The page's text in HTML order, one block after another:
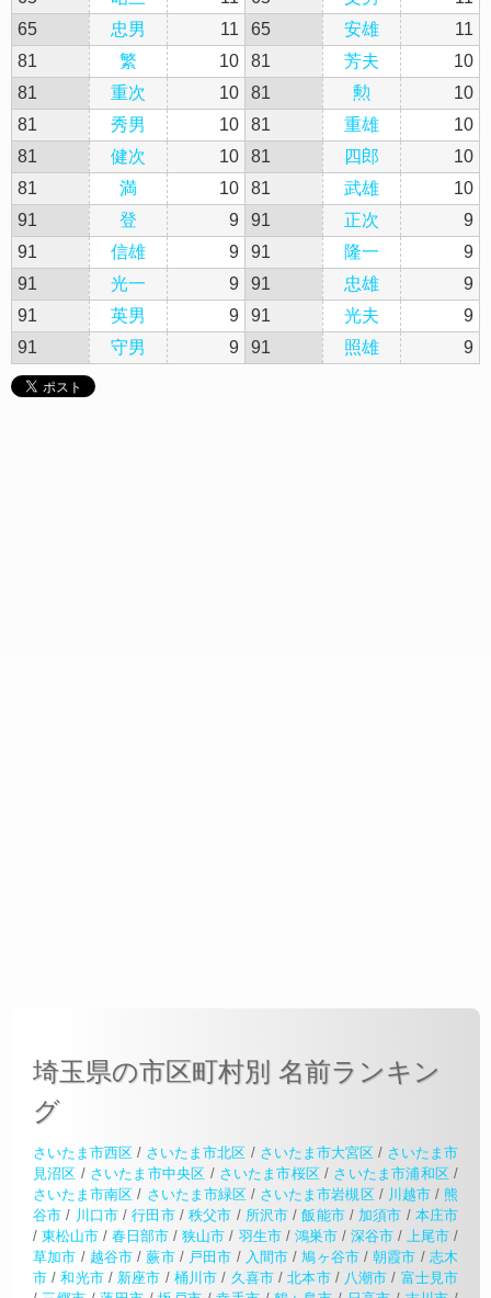
65
忠男 11 65 安雄
11
81
繁 10 81 芳夫
10
81
重次 10 81 勲
10
81
秀男 10 81 重雄
10
81
健次 10 81 四郎
10
81
満 10 81 武雄
10
91
登 9 91 正次
9
91
信雄 9 91 隆一
9
91
光一 9 91 忠雄
9
91
英男 9 91 光夫
9
91
守男 9 91 照雄 9
埼玉県の市区町村別 名前ランキン
グ
さいたま市西区 / さいたま市北区 / さいたま市大宮区/ さいたま市
見沼区 / さいたま市中央区 / さいたま市桜区 / さいたま市浦和区/
さいたま市南区 / さいたま市緑区 / さいたま市岩槻区/ 川越市/熊
谷市 / 川口市/行田市/ 秩父市 / 所沢市 /飯能市/ 加須市 / 本庄市
/東松山市 /春日部市 /狭山市 / 羽生市/ 鴻巣市/ 深谷市/ 上尾市 /
草加市 / 越谷市 /蕨市/ 戸田市 / 入間市 /鳩ヶ谷市/朝霞市 / 志木
市 /和光市/ 新座市 / 桶川市 / 久喜市/北本市/ 八潮市 / 富士見市